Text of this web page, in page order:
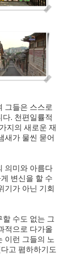
그들은 스스로
. 천편일률적
지의 새로운 재
새가 물씬 묻어
의미와 아름다
변신을 할 수
기가 아닌 기회
수도 없는 그
적으로 다가올
이런 그들의 노
고 폄하하기도